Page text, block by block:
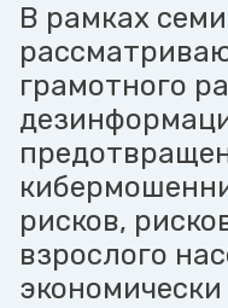
В рамках
грамотного
рисков,
взрослого